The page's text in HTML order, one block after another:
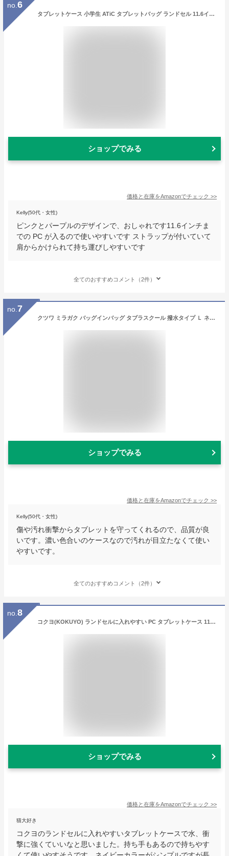
no. 6
タブレットケース 小学生 ATiC タブレットバッグ ランドセル 11.6インチまで対応 PC収納 クロームブックケース ポリウレタン製 大容量収納 手提げバンド/肩ひも付き 全面保護 iPad 第11世代/iPad Air/Pro 11インチ/MacBook Air 11.6in/iPad 第10世代/Air5/4/10.2/mini7/SurfaceGo3/HPなど対応 Pink&Purple
ショップでみる
価格と在庫をAmazonでチェック >>
Kelly(50代・女性)
ピンクとパープルのデザインで、おしゃれです11.6インチま
での PC が入るので使いやすいです ストラップが付いていて
肩からかけられて持ち運びしやすいです
全てのおすすめコメント（2件）
no. 7
クツワ ミラガク バッグインバッグ タブラスクール 撥水タイプ Ｌ ネイビー MT009NB
ショップでみる
価格と在庫をAmazonでチェック >>
Kelly(50代・女性)
傷や汚れ衝撃からタブレットを守ってくれるので、品質が良
いです。濃い色合いのケースなので汚れが目立たなくて使い
やすいです。
全てのおすすめコメント（2件）
no. 8
コクヨ(KOKUYO) ランドセルに入れやすい PC タブレットケース 11.6インチ ネイビー スク-TC115DB
ショップでみる
価格と在庫をAmazonでチェック >>
猫大好き
コクヨのランドセルに入れやすいタブレットケースで水、衝
撃に強くていいなと思いました。持ち手もあるので持ちやす